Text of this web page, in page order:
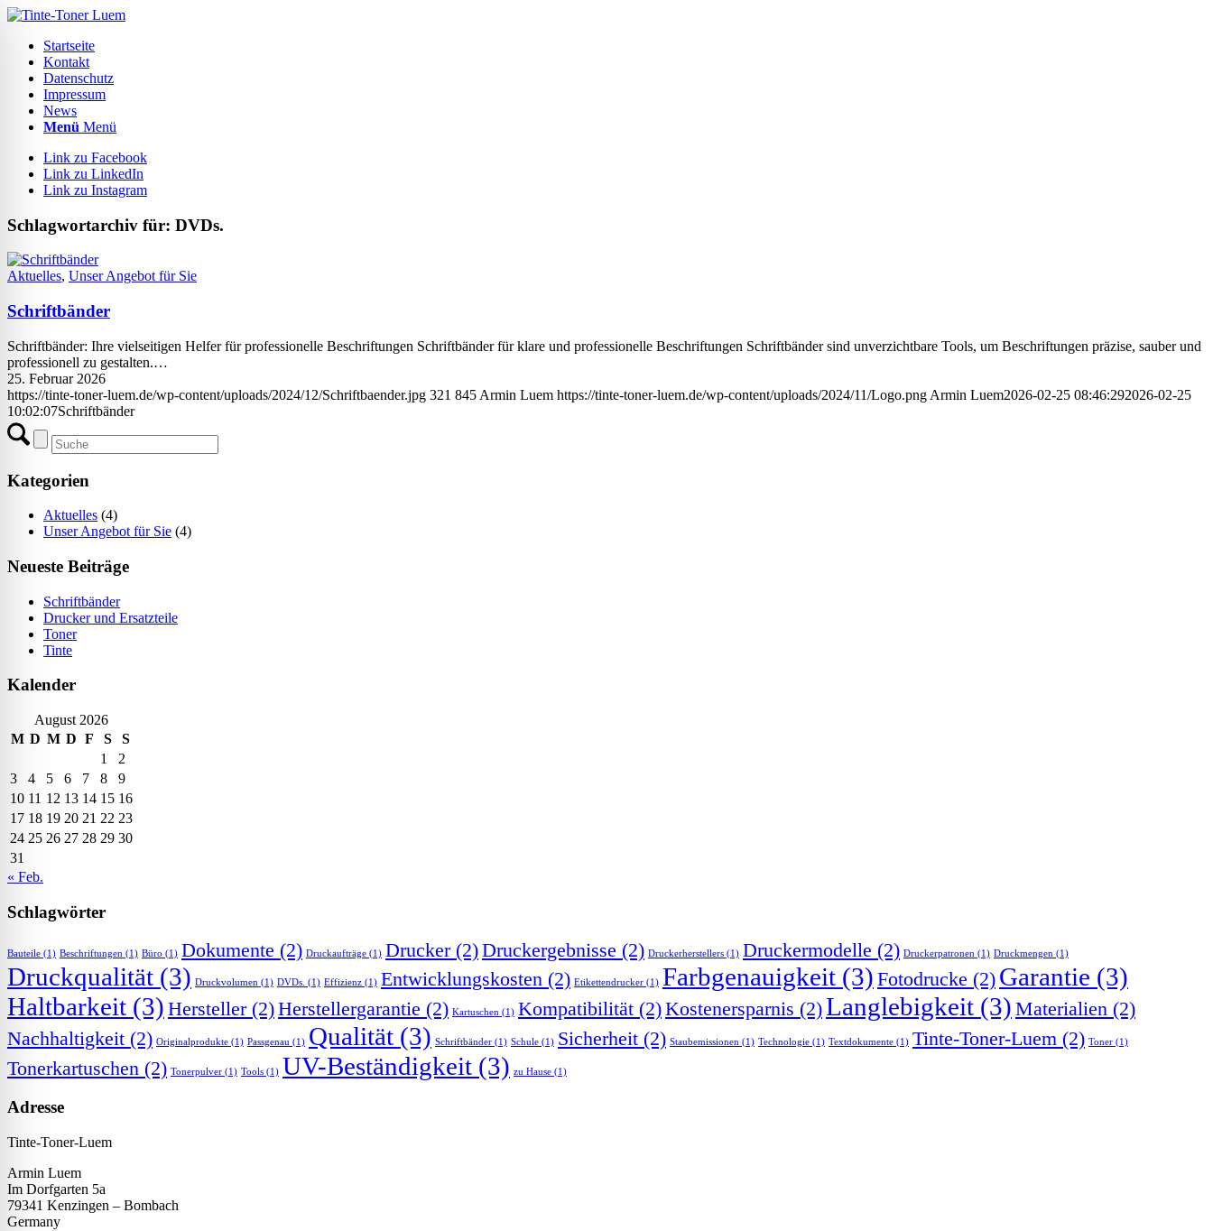
Startseite
Kontakt
Datenschutz
Impressum
News
Menü Menü
Link zu Facebook
Link zu LinkedIn
Link zu Instagram
Schlagwortarchiv für: DVDs.
Aktuelles, Unser Angebot für Sie
Schriftbänder
Schriftbänder: Ihre vielseitigen Helfer für professionelle Beschriftungen Schriftbänder für klare und professionelle Beschriftungen Schriftbänder sind unverzichtbare Tools, um Beschriftungen präzise, sauber und
professionell zu gestalten.…
25. Februar 2026
https://tinte-toner-luem.de/wp-content/uploads/2024/12/Schriftbaender.jpg 321 845 Armin Luem https://tinte-toner-luem.de/wp-content/uploads/2024/11/Logo.png Armin Luem2026-02-25 08:46:292026-02-25
10:02:07Schriftbänder
Kategorien
Aktuelles (4)
Unser Angebot für Sie (4)
Neueste Beiträge
Schriftbänder
Drucker und Ersatzteile
Toner
Tinte
Kalender
August 2026
M D M D F S
S
1
2
3
4 5 6 7 8
9
10 11 12 13 14 15 16
17 18 19 20 21 22 23
24 25 26 27 28 29 30
31
« Feb.
Schlagwörter
Bauteile (1) Beschriftungen (1) Büro (1) Dokumente (2) Druckaufträge (1) Drucker(2)Druckergebnisse (2) Druckerherstellers (1) Druckermodelle (2) Druckerpatronen (1) Druckmengen (1)
Druckqualität (3) Druckvolumen (1) DVDs. (1) Effizienz (1) Entwicklungskosten (2) Etikettendrucker (1) Farbgenauigkeit (3) Fotodrucke (2) Garantie (3)
Haltbarkeit (3) Hersteller(2)Herstellergarantie (2) Kartuschen (1) Kompatibilität (2)Kostenersparnis (2)Langlebigkeit (3) Materialien (2)
Nachhaltigkeit (2) Originalprodukte (1) Passgenau (1) Qualität (3) Schriftbänder (1) Schule (1) Sicherheit (2) Staubemissionen (1) Technologie (1) Textdokumente (1) Tinte-Toner-Luem (2) Toner (1)
Tonerkartuschen (2) Tonerpulver (1) Tools (1) UV-Beständigkeit (3) zu Hause (1)
Adresse
Tinte-Toner-Luem
Armin Luem
Im Dorfgarten 5a
79341 Kenzingen – Bombach
Germany